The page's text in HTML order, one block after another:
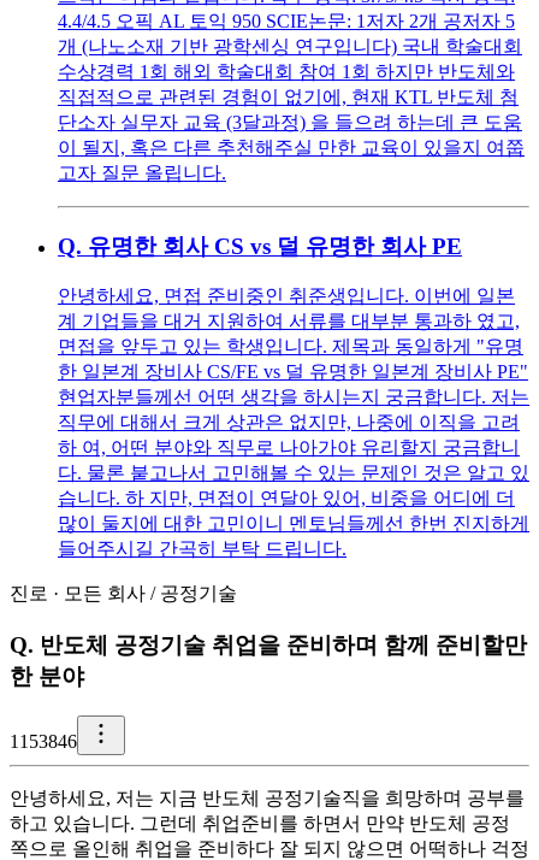
4.4/4.5 오픽 AL 토익 950 SCIE논문: 1저자 2개 공저자 5
개 (나노소재 기반 광학센싱 연구입니다) 국내 학술대회
수상경력 1회 해외 학술대회 참여 1회 하지만 반도체와
직접적으로 관련된 경험이 없기에, 현재 KTL 반도체 첨
단소자 실무자 교육 (3달과정) 을 들으려 하는데 큰 도움
이 될지, 혹은 다른 추천해주실 만한 교육이 있을지 여쭙
고자 질문 올립니다.
Q. 유명한 회사 CS vs 덜 유명한 회사 PE
안녕하세요, 면접 준비중인 취준생입니다. 이번에 일본
계 기업들을 대거 지원하여 서류를 대부분 통과하 였고,
면접을 앞두고 있는 학생입니다. 제목과 동일하게 "유명
한 일본계 장비사 CS/FE vs 덜 유명한 일본계 장비사 PE"
현업자분들께선 어떤 생각을 하시는지 궁금합니다. 저는
직무에 대해서 크게 상관은 없지만, 나중에 이직을 고려
하 여, 어떤 분야와 직무로 나아가야 유리할지 궁금합니
다. 물론 붙고나서 고민해볼 수 있는 문제인 것은 알고 있
습니다. 하 지만, 면접이 연달아 있어, 비중을 어디에 더
많이 둘지에 대한 고민이니 멘토님들께선 한번 진지하게
들어주시길 간곡히 부탁 드립니다.
진로 · 모든 회사 / 공정기술
Q. 반도체 공정기술 취업을 준비하며 함께 준비할만
한 분야
1 153846
안녕하세요, 저는 지금 반도체 공정기술직을 희망하며 공부를
하고 있습니다. 그런데 취업준비를 하면서 만약 반도체 공정
쪽으로 올인해 취업을 준비하다 잘 되지 않으면 어떡하나 걱정